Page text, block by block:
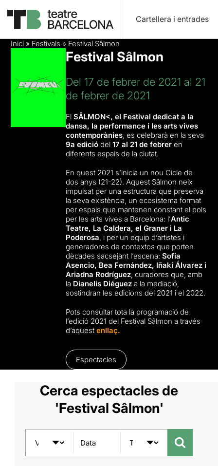
Cartellera i entrades
Inici » Festivals » Festival Sâlmon
Festival Sâlmon
Del 17 de febrer de 2021 al 21
de febrer de 2021
ElSÂLMON<, el Festival dedicat a la
dansa, la performance i les arts vives
contemporànies, es celebrarà en la seva
9a ediciódel17 al 21 de febrer en
diferents espais de la ciutat.
En quest 2021 s’inicia un nou Cicle de
dos anys (21-22). Aquest Sâlmon neix
impulsat per una estructura que preserva
la seva existència, un ecosistema format
per espais que mantenen constant el pols
per les arts vives a Barcelona: l’Antic
Teatre, La Caldera, el Graner i La
Poderosa, i per un equip d’artistes i
generadores de contextos que porten
dècades sacsejant l’escena:Sofia
Asencio, Bea Fernández, Iñaki Álvarez i
Ariadna Rodríguez, curadores que, amb
la Dianelis Diéguez a la mediació,
sostindran les edicions del 2021 i el 2022.
Pots consultar tota la programació de
l’edició 2021 del Festival Sâlmon a través
d’aquestenllaç.
Espectacles
Cerca espectacles de
'Festival Sâlmon'
Data